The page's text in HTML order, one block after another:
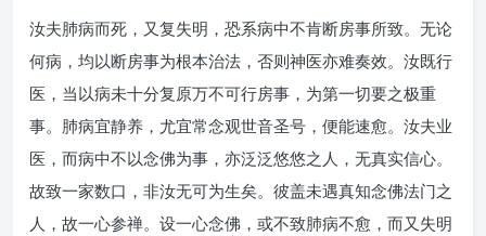
汝夫肺病而死，又复失明，恐系病中不肯断房事所致。无论
何病，均以断房事为根本治法，否则神医亦难奏效。汝既行
医，当以病未十分复原万不可行房事，为第一切要之极重
事。肺病宜静养，尤宜常念观世音圣号，便能速愈。汝夫业
医，而病中不以念佛为事，亦泛泛悠悠之人，无真实信心。
故致一家数口，非汝无可为生矣。彼盖未遇真知念佛法门之
人，故一心参禅。设一心念佛，或不致肺病不愈，而又失明